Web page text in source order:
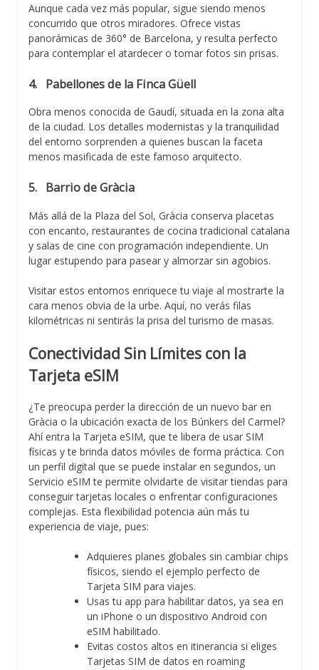
Aunque cada vez más popular, sigue siendo menos
concurrido que otros miradores. Ofrece vistas
panorámicas de 360° de Barcelona, y resulta perfecto
para contemplar el atardecer o tomar fotos sin prisas.
4. Pabellones de la Finca Güell
Obra menos conocida de Gaudí, situada en la zona alta
de la ciudad. Los detalles modernistas y la tranquilidad
del entorno sorprenden a quienes buscan la faceta
menos masificada de este famoso arquitecto.
5. Barrio de Gràcia
Más allá de la Plaza del Sol, Gràcia conserva placetas
con encanto, restaurantes de cocina tradicional catalana
y salas de cine con programación independiente. Un
lugar estupendo para pasear y almorzar sin agobios.
Visitar estos entornos enriquece tu viaje al mostrarte la
cara menos obvia de la urbe. Aquí, no verás filas
kilométricas ni sentirás la prisa del turismo de masas.
Conectividad Sin Límites con la
Tarjeta eSIM
¿Te preocupa perder la dirección de un nuevo bar en
Gràcia o la ubicación exacta de los Búnkers del Carmel?
Ahí entra la Tarjeta eSIM, que te libera de usar SIM
físicas y te brinda datos móviles de forma práctica. Con
un perfil digital que se puede instalar en segundos, un
Servicio eSIM te permite olvidarte de visitar tiendas para
conseguir tarjetas locales o enfrentar configuraciones
complejas. Esta flexibilidad potencia aún más tu
experiencia de viaje, pues:
Adquieres planes globales sin cambiar chips
físicos, siendo el ejemplo perfecto de
Tarjeta SIM para viajes.
Usas tu app para habilitar datos, ya sea en
un iPhone o un dispositivo Android con
eSIM habilitado.
Evitas costos altos en itinerancia si eliges
Tarjetas SIM de datos en roaming